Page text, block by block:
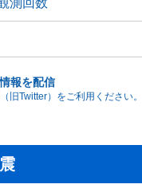
報を配信
旧Twitter）をご利用ください。